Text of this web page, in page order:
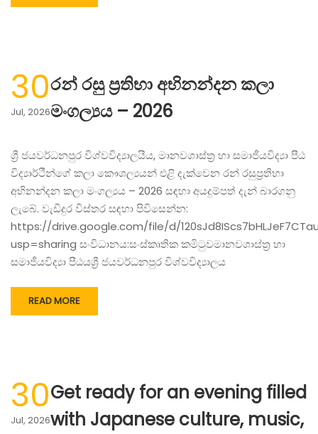
30
Jul, 2026
රන්‍ රසු ප්‍රතිභා අභිනන්දන කලා
මංගල්‍යය – 2026
ශ්‍රී ජයවර්ධනපුර විශ්වවිද්‍යාලයීය, මානවශාස්ත්‍ර හා සමාජීයවිද්‍යා පීඨ
විද්‍යාර්ථීන්ගේ කලා කෞශල්‍යයන් එළි දැක්වෙන රන්‍ රසුප්‍රතිභා
අභිනන්දන කලා මංගල්‍යය – 2026 සඳහා අයදුම්පත් දැන් බාරගනු
ලැබේ. වැඩිදුර විස්තර සඳහා පිවිසෙන්න:
https://drive.google.com/file/d/
usp=sharing සංවිධානය:සංස්කෘතික කමිටුවමානවශාස්ත්‍ර හා
සමාජීයවිද්‍යා පීඨයශ්‍රී ජයවර්ධනපුර විශ්වවිද්‍යාලය
READ MORE
30
Jul, 2026
Get ready for an evening filled
with Japanese culture, music,